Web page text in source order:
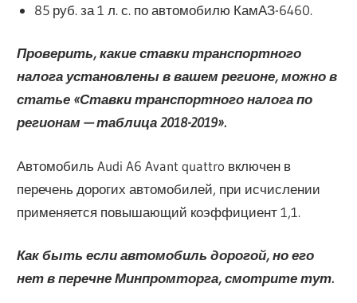
85 руб. за 1 л. с. по автомобилю КамАЗ-6460.
Проверить, какие ставки транспортного
налога установлены в вашем регионе, можно в
статье «Ставки транспортного налога по
регионам — таблица 2018-2019».
Автомобиль Audi A6 Avant quattro включен в
перечень дорогих автомобилей, при исчислении
применяется повышающий коэффициент 1,1.
Как быть если автомобиль дорогой, но его
нет в перечне Минпромторга, смотрите тут.